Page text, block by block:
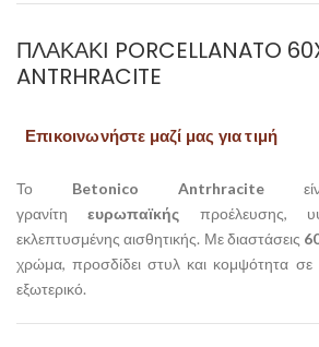
ΠΛΑΚΆΚΙ PORCELLANATO
ANTRHRACITE
Επικοινωνήστε μαζί μας για τιμή
Το Betonico Antrhracite
γρανίτηευρωπαϊκής προέλευσης,
εκλεπτυσμένης αισθητικής. Με διαστάσεις
χρώμα, προσδίδει στυλ και κομψότητα
εξωτερικό.